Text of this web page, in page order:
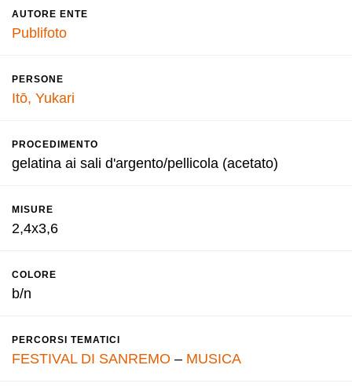
AUTORE ENTE
Publifoto
PERSONE
Itō, Yukari
PROCEDIMENTO
gelatina ai sali d'argento/pellicola (acetato)
MISURE
2,4x3,6
COLORE
b/n
PERCORSI TEMATICI
FESTIVAL DI SANREMO – MUSICA